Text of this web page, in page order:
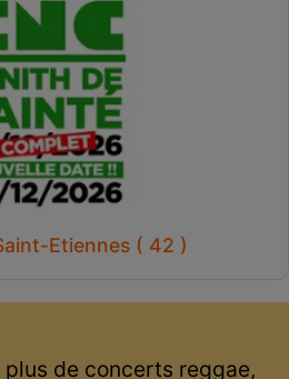
Etiennes ( 42 )
plus de concerts reggae,